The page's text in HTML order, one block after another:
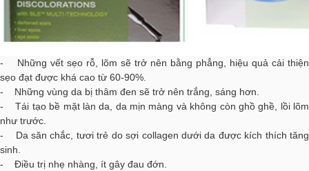
- Những vết sẹo rỗ, lõm sẽ trở nên bằng phẳng, hiệu quả cải thiện
sẹo đạt được khá cao từ 60-90%.
- Những vùng da bị thâm đen sẽ trở nên trắng, sáng hơn.
- Tái tạo bề mặt làn da, da mịn màng và không còn ghồ ghề, lồi lõm
như trước.
- Da săn chắc, tươi trẻ do sợi collagen dưới da được kích thích tăng
sinh.
- Điều trị nhẹ nhàng, ít gây đau đớn.